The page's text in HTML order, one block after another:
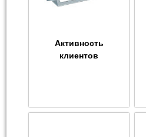
Активность
клиентов